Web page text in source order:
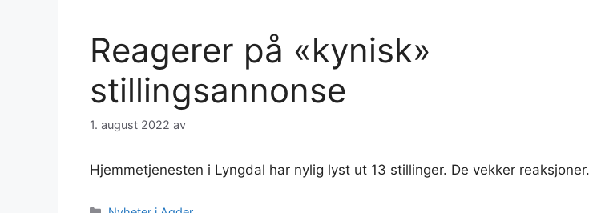
Reagerer på «kynisk»
stillingsannonse
1. august 2022 av
Hjemmetjenesten i Lyngdal har nylig lyst ut 13 stillinger. De vekker reaksjoner.